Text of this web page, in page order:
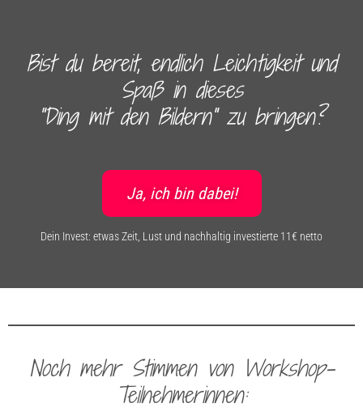
Bist du bereit, endlich Leichtigkeit und
Spaß in dieses
"Ding mit den Bildern" zu bringen?
Ja, ich bin dabei!
Dein Invest: etwas Zeit, Lust und nachhaltig investierte 11€ netto
Noch mehr Stimmen von Workshop-
Teilnehmerinnen: